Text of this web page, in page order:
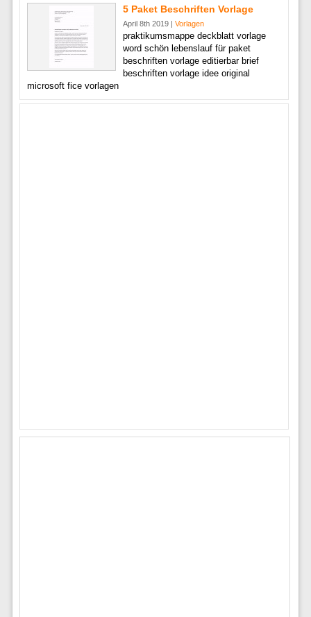
5 Paket Beschriften Vorlage
April 8th 2019 | Vorlagen
praktikumsmappe deckblatt vorlage
word schön lebenslauf für paket
beschriften vorlage editierbar brief
beschriften vorlage idee original
microsoft fice vorlagen